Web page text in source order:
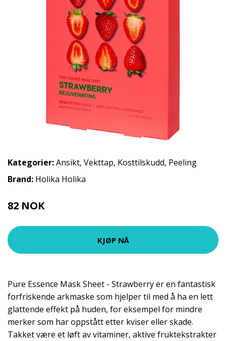
Kategorier:Ansikt, Vekttap, Kosttilskudd, Peeling
Brand: Holika Holika
82 NOK
KJØP NÅ
Pure Essence Mask Sheet - Strawberry er en fantastisk
forfriskende arkmaske som hjelper til med å ha en lett
glattende effekt på huden, for eksempel for mindre
merker som har oppstått etter kviser eller skade.
Takket være et løft av vitaminer, aktive fruktekstrakter